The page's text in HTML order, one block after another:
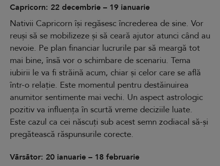
Capricorn: 22 decembrie – 19 ianuarie
Nativii Capricorn își regăsesc încrederea de sine. Vor
reuși să se mobilizeze și să ceară ajutor atunci când au
nevoie. Pe plan financiar lucrurile par să meargă tot
mai bine, însă vor o schimbare de scenariu. Tema
iubirii le va fi străină acum, chiar și celor care se află
într-o relație. Este momentul pentru destăinuirea
anumitor sentimente mai vechi. Un aspect astrologic
pozitiv va influența în scurtă vreme deciziile luate.
Este cazul ca cei născuți sub acest semn zodiacal să-și
pregătească răspunsurile corecte.
Vărsător: 20 ianuarie – 18 februarie